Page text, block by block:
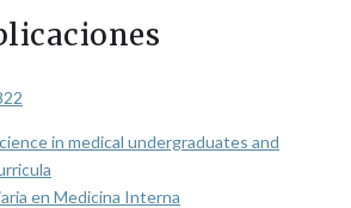
in medical undergraduates and
en Medicina Interna